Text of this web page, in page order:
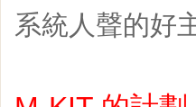
系統人聲的好